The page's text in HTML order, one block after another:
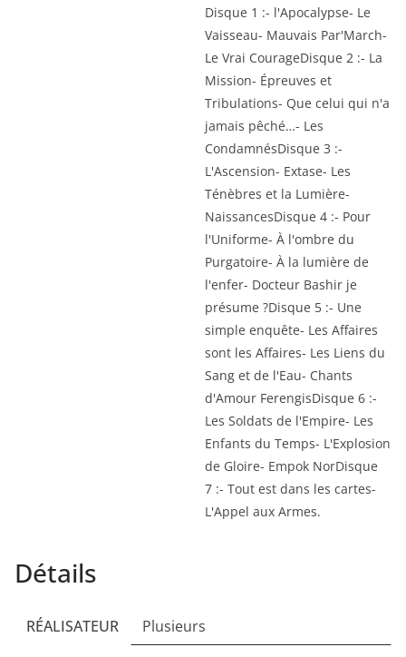
Disque 1 :- l'Apocalypse- Le
Vaisseau- Mauvais Par'March-
Le Vrai CourageDisque 2 :- La
Mission- Épreuves et
Tribulations- Que celui qui n'a
jamais pêché…- Les
CondamnésDisque 3 :-
L'Ascension- Extase- Les
Ténèbres et la Lumière-
NaissancesDisque 4 :- Pour
l'Uniforme- À l'ombre du
Purgatoire- À la lumière de
l'enfer- Docteur Bashir je
présume ?Disque 5 :- Une
simple enquête- Les Affaires
sont les Affaires- Les Liens du
Sang et de l'Eau- Chants
d'Amour FerengisDisque 6 :-
Les Soldats de l'Empire- Les
Enfants du Temps- L'Explosion
de Gloire- Empok NorDisque
7 :- Tout est dans les cartes-
L'Appel aux Armes.
Détails
RÉALISATEUR
Plusieurs